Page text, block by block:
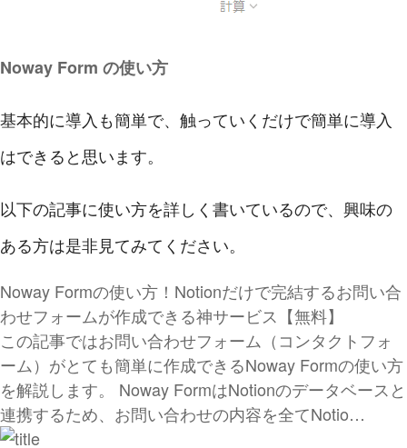
Noway Form の使い方
基本的に導入も簡単で、触っていくだけで簡単に導入
はできると思います。
以下の記事に使い方を詳しく書いているので、興味の
ある方は是非見てみてください。
Noway Formの使い方！Notionだけで完結するお問い合
わせフォームが作成できる神サービス【無料】
この記事ではお問い合わせフォーム（コンタクトフォ
ーム）がとても簡単に作成できるNoway Formの使い方
を解説します。 Noway FormはNotionのデータベースと
連携するため、お問い合わせの内容を全てNotio…